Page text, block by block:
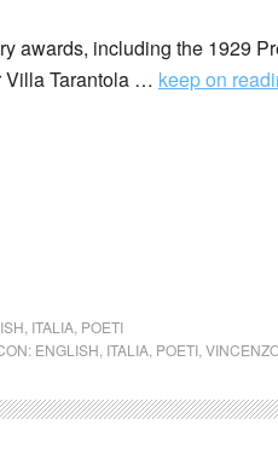
awards, including the 1929
Villa Tarantola … keep on
ITALIA POETI
ENGLISH ITALIA POETI